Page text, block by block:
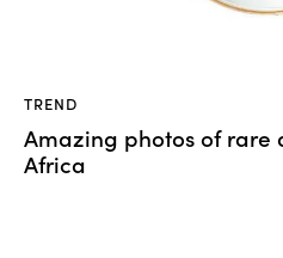
TREND
Amazing photos of rare
Africa